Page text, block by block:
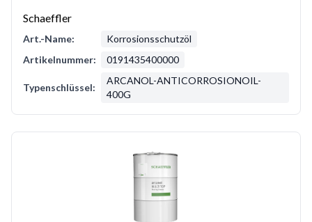
Schaeffler
Art.-Name:
Korrosionsschutzöl
Artikelnummer:
0191435400000
Typenschlüssel:
ARCANOL-ANTICORROSIONOIL-
400G